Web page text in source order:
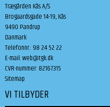
Trægården Kås A/S
Brogaardsgade 14-19, Kås
9490 Pandrup
Danmark
Telefonnr.: 98 24 52 22
E-mail:web@tgk.dk
CVR-nummer: 82167315
Sitemap
VI TILBYDER